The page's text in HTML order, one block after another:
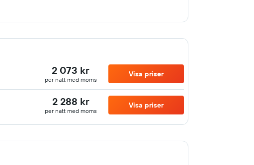
2 073 kr
per natt med moms
Visa priser
2 288 kr
per natt med moms
Visa priser